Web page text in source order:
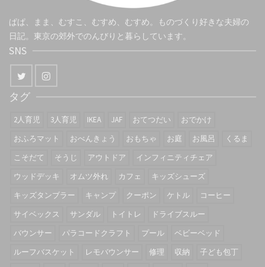
ぱぱ、まま、むすこ、むすめ、むすめ。ものづくり好きな夫婦の
日記。東京の郊外でのんびりと暮らしています。
SNS
タグ
2人育児 3人育児 IKEA JAF おてつだい
おでかけ
おふろマット
おべんきょう おもちゃ お庭 お風呂
くるま
こそだて
そうじ アウトドア
インフィニティチェア
ウッドデッキ
オムツ外れ カフェ
キッズシューズ
キッズタンブラー
キャンプ クーポン ケトル
コーヒー
サイベックス
サンダル トイトレ
ドライブスルー
バウンサー
パラコードクラフト プール
ベビーベッド
ルーフバスケット
レモバウンサー 修理 収納
子ども包丁